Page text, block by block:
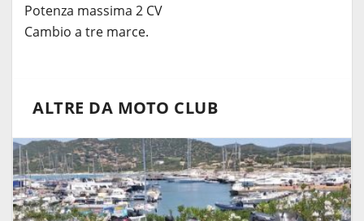
Potenza massima 2 CV
Cambio a tre marce.
ALTRE DA MOTO CLUB